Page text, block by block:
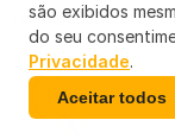
Transparência RO
são exibidos
do seu
Privacidade.
Aceitar todos